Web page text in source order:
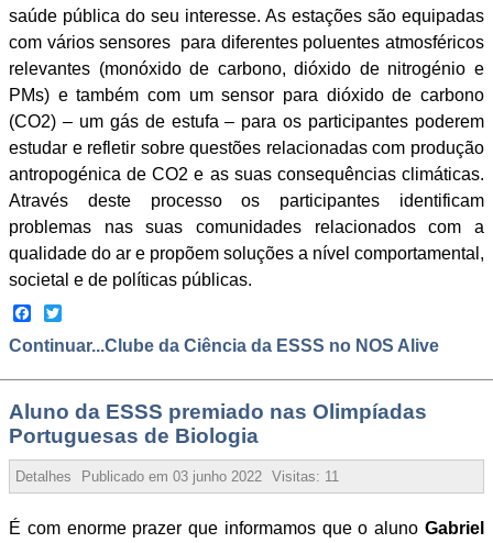
saúde pública do seu interesse. As estações são equipadas
com vários sensores para diferentes poluentes atmosféricos
relevantes (monóxido de carbono, dióxido de nitrogénio e
PMs) e também com um sensor para dióxido de carbono
(CO2) – um gás de estufa – para os participantes poderem
estudar e refletir sobre questões relacionadas com produção
antropogénica de CO2 e as suas consequências climáticas.
Através deste processo os participantes identificam
problemas nas suas comunidades relacionados com a
qualidade do ar e propõem soluções a nível comportamental,
societal e de políticas públicas.
Continuar...Clube da Ciência da ESSS no NOS Alive
Aluno da ESSS premiado nas Olimpíadas
Portuguesas de Biologia
Detalhes Publicado em 03 junho 2022 Visitas: 114520
É com enorme prazer que informamos que o aluno Gabriel